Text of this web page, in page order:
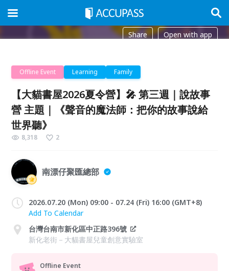
Share Open with app
Offline Event Learning Family
【大貓書屋2026夏令營】🎤 第三週｜說故事
營 主題｜《聲音的魔法師：把你的故事說給
世界聽》
8,318 2
南漂仔聚匯總部
2026.07.20 (Mon) 09:00 - 07.24 (Fri) 16:00 (GMT+8)
Add To Calendar
台灣台南市新化區中正路396號
新化老街－大貓書屋兒童創意實驗室
Offline Event